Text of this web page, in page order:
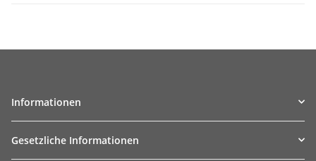
Informationen
Gesetzliche Informationen